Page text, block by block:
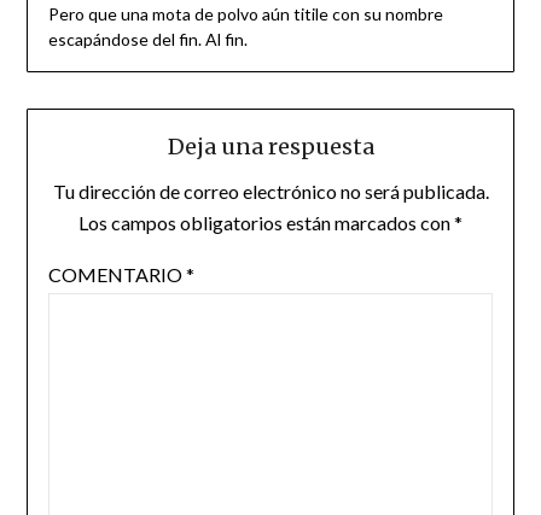
Pero que una mota de polvo aún titile con su nombre
escapándose del fin. Al fin.
Deja una respuesta
Tu dirección de correo electrónico no será publicada.
Los campos obligatorios están marcados con*
COMENTARIO*